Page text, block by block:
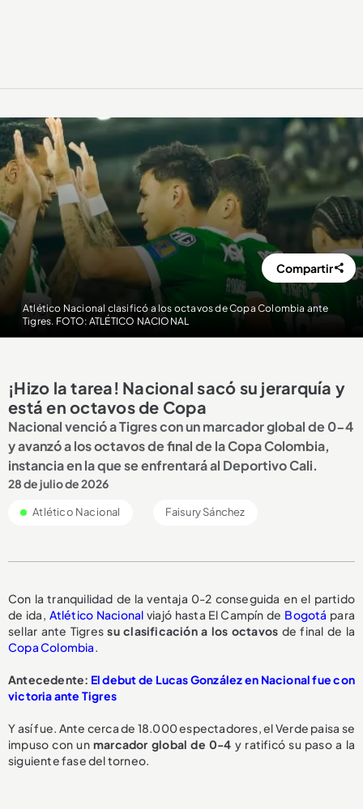
Atlético Nacional clasificó a los octavos de Copa Colombia ante
Tigres. FOTO: ATLÉTICO NACIONAL
Compartir
¡Hizo la tarea! Nacional sacó su jerarquía y
está en octavos de Copa
Nacional venció a Tigres con un marcador global de 0-4
y avanzó a los octavos de final de la Copa Colombia,
instancia en la que se enfrentará al Deportivo Cali.
28 de julio de 2026
Atlético Nacional Faisury Sánchez
Con la tranquilidad de la ventaja 0-2 conseguida en el partido
de ida, Atlético Nacional viajó hasta El Campín de Bogotá para
sellar ante Tigressu clasificación a los octavos de final de la
Copa Colombia.
Antecedente: El debut de Lucas González en Nacional fue con
victoria ante Tigres
Y así fue. Ante cerca de 18.000 espectadores, el Verde paisa se
impuso con unmarcador global de 0-4 y ratificó su paso a la
siguiente fase del torneo.